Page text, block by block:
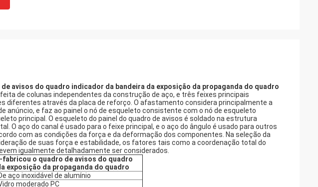
avisos do quadro indicador da bandeira da exposição da propaganda do quadro
de colunas independentes da construção de aço, e três feixes principais
diferentes através da placa de reforço. O afastamento considera principalmente a
anúncio, e faz ao painel o nó de esqueleto consistente com o nó de esqueleto
principal. O esqueleto do painel do quadro de avisos é soldado na estrutura
O aço do canal é usado para o feixe principal, e o aço do ângulo é usado para outros
com as condições da força e da deformação dos componentes. Na seleção da
de suas força e estabilidade, os fatores tais como a coordenação total do
igualmente detalhadamente ser considerados.
fabricou o quadro de avisos do quadro
exposição da propaganda do quadro
aço inoxidável de alumínio
moderado PC